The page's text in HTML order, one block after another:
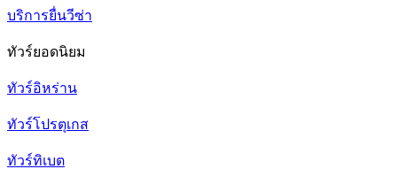
บริการยื่นวีซ่า
ทัวร์ยอดนิยม
ทัวร์อิหร่าน
ทัวร์โปรตุเกส
ทัวร์ทิเบต